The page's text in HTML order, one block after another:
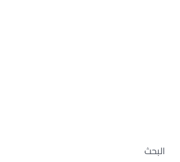
البحث